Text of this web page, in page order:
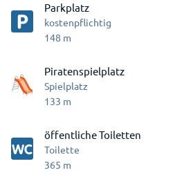
Parkplatz
kostenpflichtig
148 m
Piratenspielplatz
Spielplatz
133 m
öffentliche Toiletten
Toilette
365 m